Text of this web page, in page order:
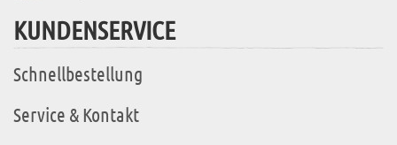
KUNDENSERVICE
Schnellbestellung
Service & Kontakt